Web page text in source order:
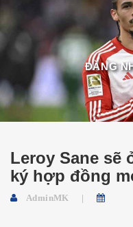
ĐĂNG
Leroy Sane sẽ
ký hợp đồng
AdminMK